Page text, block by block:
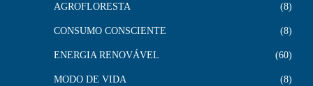
AGROFLORESTA 8
CONSUMO CONSCIENTE 8
ENERGIA RENOVÁVEL 60
MODO DE VIDA 8